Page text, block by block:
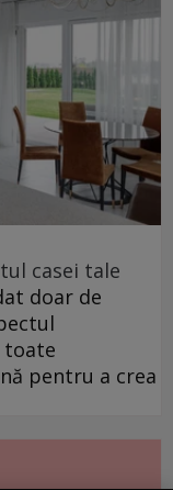
casei tale
doar de
toate
pentru a crea